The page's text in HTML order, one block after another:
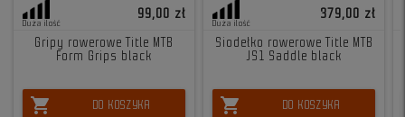
Duża ilość
99,00 zł
Gripy rowerowe Title MTB
Form Grips black
shopping_cart DO KOSZYKA
Duża ilość
379,00 zł
Siodełko rowerowe Title MTB
JS1 Saddle black
shopping_cart DO KOSZYKA